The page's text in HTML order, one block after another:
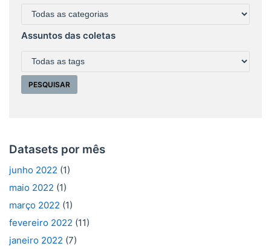
Assuntos das coletas
Datasets por mês
junho 2022 (1)
maio 2022 (1)
março 2022 (1)
fevereiro 2022 (11)
janeiro 2022 (7)